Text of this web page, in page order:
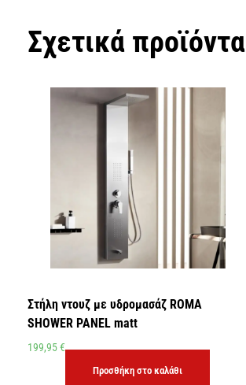
Σχετικά προϊόντα
Στήλη ντουζ με υδρομασάζ ROMA
SHOWER PANEL matt
199,95€
Προσθήκη στο καλάθι